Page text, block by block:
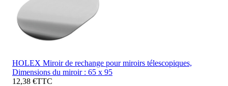
HOLEX Miroir de rechange pour miroirs télescopiques,
Dimensions du miroir : 65 x 95
12,38 €TTC